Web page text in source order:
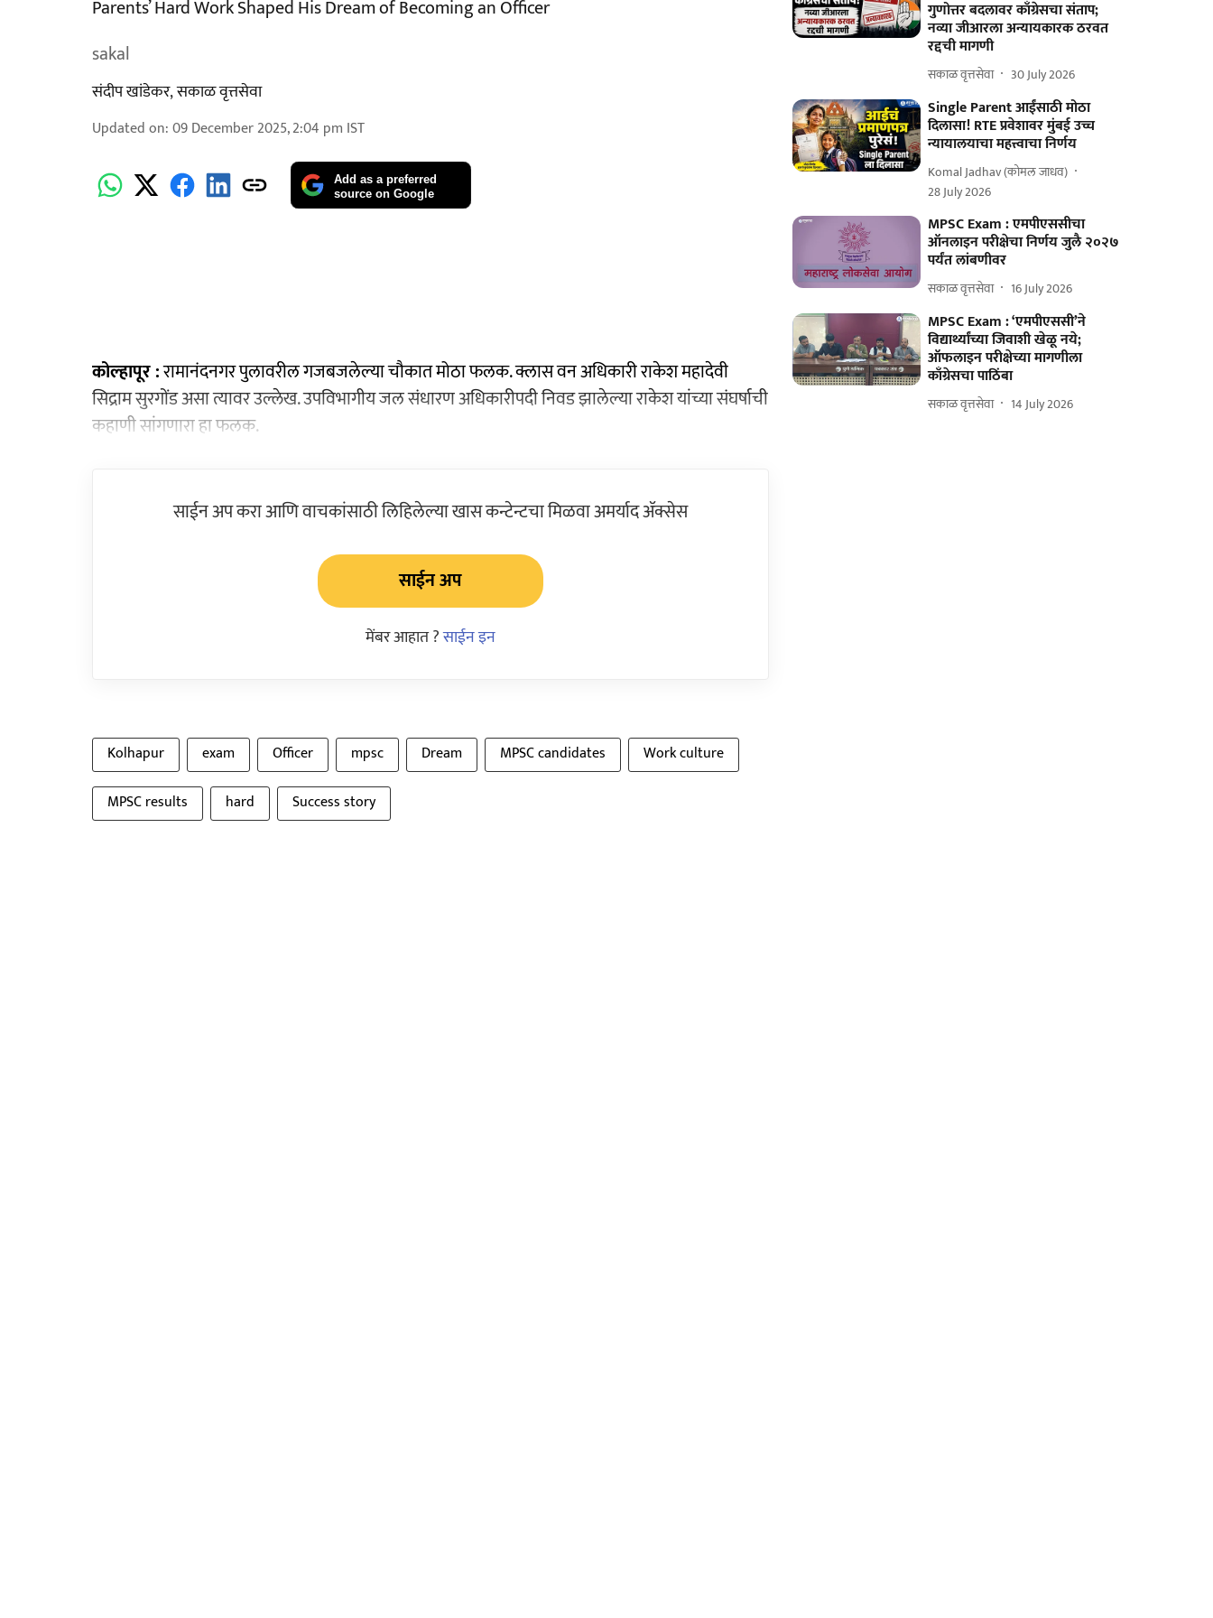
Parents’ Hard Work Shaped His Dream of Becoming an Officer
sakal
संदीप खांडेकर,सकाळ वृत्तसेवा
Updated on:09 December 2025, 2:04 pm IST
Add as a preferred
source on Google
कोल्हापूर :रामानंदनगर पुलावरील गजबजलेल्या चौकात मोठा फलक. क्लास वन अधिकारी राकेश महादेवी
सिद्राम सुरगोंड असा त्यावर उल्लेख. उपविभागीय जल संधारण अधिकारीपदी निवड झालेल्या राकेश यांच्या संघर्षाची
कहाणी सांगणारा हा फलक.
साईन अप करा आणि वाचकांसाठी लिहिलेल्या खास कन्टेन्टचा मिळवा अमर्याद ॲक्सेस
साईन अप
मेंबर आहात ?साईन इन
Kolhapur exam Officer mpsc Dream MPSC candidates
Work culture
MPSC results
hard Success story
गुणोत्तर बदलावर काँग्रेसचा संताप;
नव्या जीआरला अन्यायकारक ठरवत
रद्दची मागणी
सकाळ वृत्तसेवा 30 July 2026
Single Parent आईंसाठी मोठा
दिलासा! RTE प्रवेशावर मुंबई उच्च
न्यायालयाचा महत्त्वाचा निर्णय
Komal Jadhav (कोमल जाधव)
28 July 2026
MPSC Exam : एमपीएससीचा
ऑनलाइन परीक्षेचा निर्णय जुलै २०२७
पर्यंत लांबणीवर
सकाळ वृत्तसेवा 16 July 2026
MPSC Exam : ‘एमपीएससी’ने
विद्यार्थ्यांच्या जिवाशी खेळू नये;
ऑफलाइन परीक्षेच्या मागणीला
काँग्रेसचा पाठिंबा
सकाळ वृत्तसेवा 14 July 2026